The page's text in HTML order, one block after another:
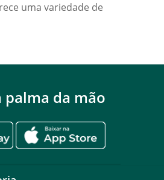
uma variedade de
palma da mão